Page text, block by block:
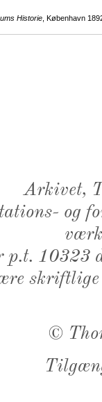
Historie , København
Arkivet,
og
10323
©